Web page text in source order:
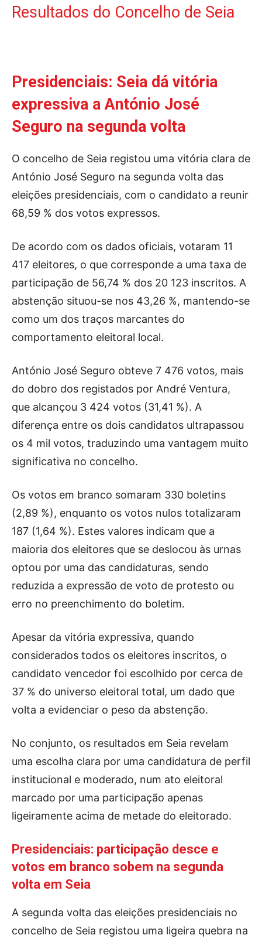
Facebook Instagram Youtube
Sobre o Jornal
Contactos
Ficha Técnica
Resultados do Concelho de Seia
Presidenciais: Seia dá vitória
expressiva a António José
Seguro na segunda volta
O concelho de Seia registou uma vitória clara de
António José Seguro na segunda volta das
eleições presidenciais, com o candidato a reunir
68,59 % dos votos expressos.
De acordo com os dados oficiais, votaram 11
417 eleitores, o que corresponde a uma taxa de
participação de 56,74 % dos 20 123 inscritos. A
abstenção situou-se nos 43,26 %, mantendo-se
como um dos traços marcantes do
comportamento eleitoral local.
António José Seguro obteve 7 476 votos, mais
do dobro dos registados por André Ventura,
que alcançou 3 424 votos (31,41 %). A
diferença entre os dois candidatos ultrapassou
os 4 mil votos, traduzindo uma vantagem muito
significativa no concelho.
Os votos em branco somaram 330 boletins
(2,89 %), enquanto os votos nulos totalizaram
187 (1,64 %). Estes valores indicam que a
maioria dos eleitores que se deslocou às urnas
optou por uma das candidaturas, sendo
reduzida a expressão de voto de protesto ou
erro no preenchimento do boletim.
Apesar da vitória expressiva, quando
considerados todos os eleitores inscritos, o
candidato vencedor foi escolhido por cerca de
37 % do universo eleitoral total, um dado que
volta a evidenciar o peso da abstenção.
No conjunto, os resultados em Seia revelam
uma escolha clara por uma candidatura de perfil
institucional e moderado, num ato eleitoral
marcado por uma participação apenas
ligeiramente acima de metade do eleitorado.
Presidenciais: participação desce e
votos em branco sobem na segunda
volta em Seia
A segunda volta das eleições presidenciais no
concelho de Seia registou uma ligeira quebra na